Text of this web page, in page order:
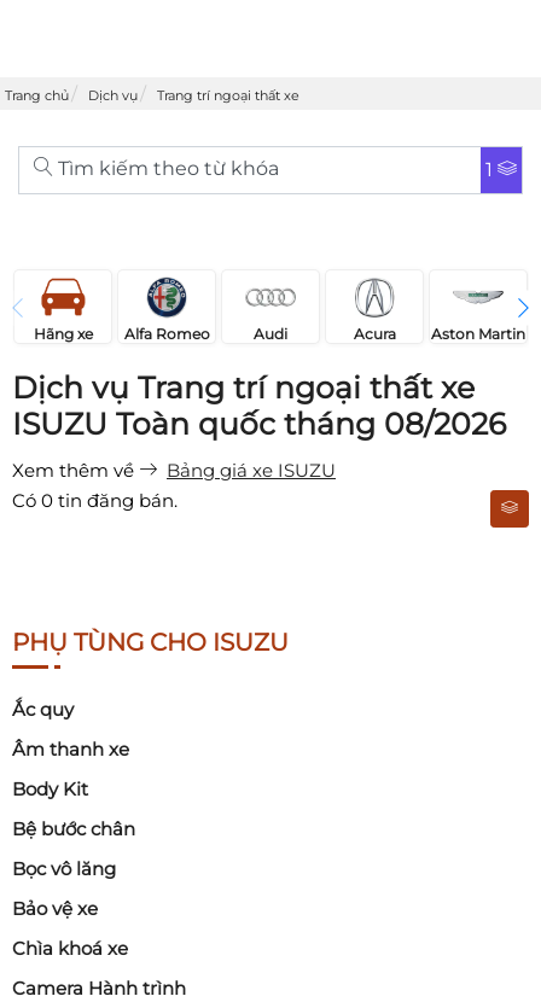
Trang chủ Dịch vụ Trang trí ngoại thất xe
Tìm kiếm theo từ khóa 1
Hãng xe Alfa Romeo Audi Acura Aston Martin
Dịch vụ Trang trí ngoại thất xe
ISUZU Toàn quốc tháng 08/2026
Xem thêm về
Bảng giá xe ISUZU
Có 0 tin đăng bán.
PHỤ TÙNG CHO ISUZU
Ắc quy
Âm thanh xe
Body Kit
Bệ bước chân
Bọc vô lăng
Bảo vệ xe
Chìa khoá xe
Camera Hành trình